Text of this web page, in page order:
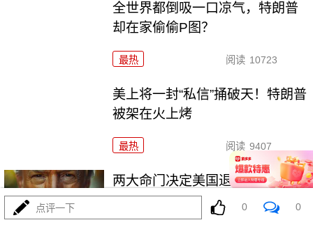
全世界都倒吸一口凉气，特朗普
却在家偷偷P图？
最热 阅读 10723
美上将一封“私信”捅破天！特朗普
被架在火上烤
最热 阅读 9407
两大命门决定美国退无可退，伊
朗别再幻想了！
点评一下 0 0